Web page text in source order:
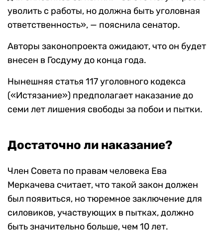
уволить с работы, но должна быть уголовная
ответственность», — пояснила сенатор.
Авторы законопроекта ожидают, что он будет
внесен в Госдуму до конца года.
Нынешняя статья 117 уголовного кодекса
(«Истязание») предполагает наказание до
семи лет лишения свободы за побои и пытки.
Достаточно ли наказание?
Член Совета по правам человека Ева
Меркачева считает, что такой закон должен
был появиться, но тюремное заключение для
силовиков, участвующих в пытках, должно
быть значительно больше, чем 10 лет.